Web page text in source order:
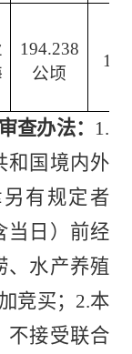
194.238
公顷
15
查办法： 1.
和国境内外
有规定者
当日）前经
、水产养殖
竞买；2.本
不接受联合